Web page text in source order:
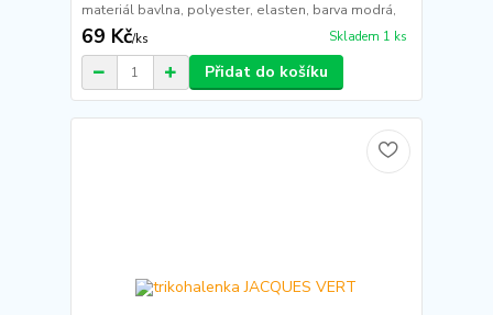
materiál bavlna, polyester, elasten, barva modrá,
69 Kč/ks Skladem 1 ks
Přidat do košíku